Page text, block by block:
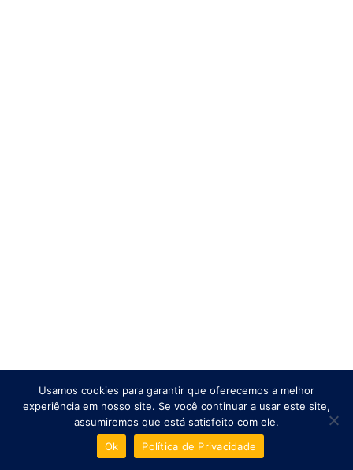
Usamos cookies para garantir que oferecemos a melhor
experiência em nosso site. Se você continuar a usar este site,
assumiremos que está satisfeito com ele.
Ok
Política de Privacidade